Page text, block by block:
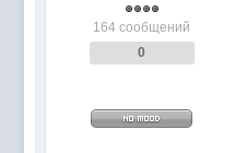
164 сообщений
0